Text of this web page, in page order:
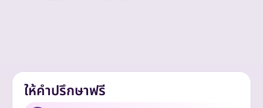
ให้คำปรึกษาฟรี